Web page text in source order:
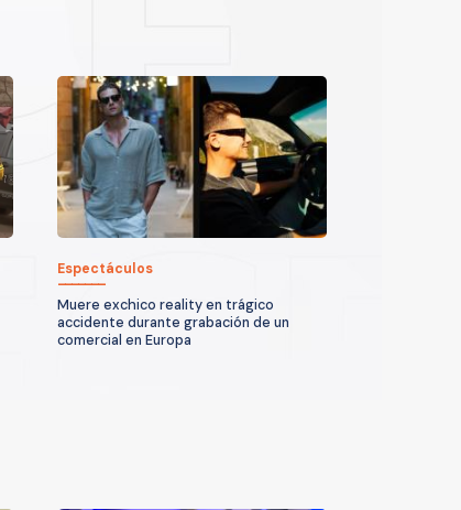
Espectáculos
Muere exchico reality en trágico
accidente durante grabación de un
comercial en Europa